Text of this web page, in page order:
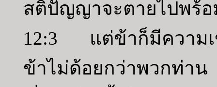
สติปัญญาจะตายไปพร้
12:3 แต่ข้าก็มีความเ
ข้าไม่ด้อยกว่าพวกท่า